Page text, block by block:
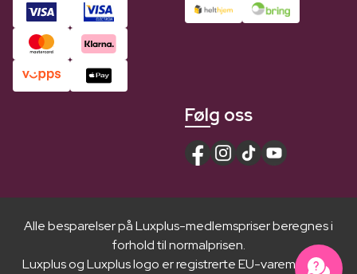
Følg oss
Alle besparelser på Luxplus-medlemspriser beregnes i
forhold til normalprisen.
Luxplus og Luxplus logo er registrerte EU-varemerker ®